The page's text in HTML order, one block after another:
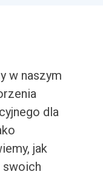
w naszym
dla
jak
swoich